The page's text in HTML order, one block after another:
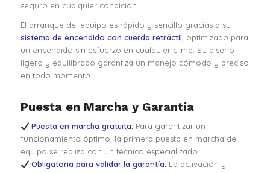
seguro en cualquier condición.
El arranque del equipo es rápido y sencillo gracias a su
sistema de encendido con cuerda retráctil, optimizado para
un encendido sin esfuerzo en cualquier clima. Su diseño
ligero y equilibrado garantiza un manejo cómodo y preciso
en todo momento.
Puesta en Marcha y Garantía
Puesta en marcha gratuita: Para garantizar un
funcionamiento óptimo, la primera puesta en marcha del
equipo se realiza con un técnico especializado.
Obligatoria para validar la garantía: La activación y